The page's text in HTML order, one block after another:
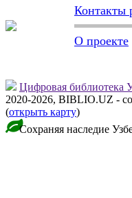
Контакты
О проекте
Цифровая библиотека
2020-2026, BIBLIO.UZ -
(открыть карту)
Сохраняя наследие